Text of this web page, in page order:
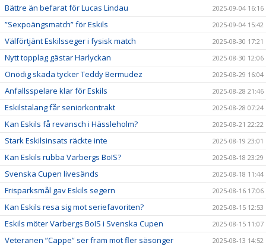
Bättre än befarat för Lucas Lindau 2025-09-04 16:16
”Sexpoängsmatch” för Eskils 2025-09-04 15:42
Välförtjänt Eskilsseger i fysisk match 2025-08-30 17:21
Nytt topplag gästar Harlyckan 2025-08-30 12:06
Onödig skada tycker Teddy Bermudez 2025-08-29 16:04
Anfallsspelare klar för Eskils 2025-08-28 21:46
Eskilstalang får seniorkontrakt 2025-08-28 07:24
Kan Eskils få revansch i Hässleholm? 2025-08-21 22:22
Stark Eskilsinsats räckte inte 2025-08-19 23:01
Kan Eskils rubba Varbergs BoIS? 2025-08-18 23:29
Svenska Cupen livesänds 2025-08-18 11:44
Frisparksmål gav Eskils segern 2025-08-16 17:06
Kan Eskils resa sig mot seriefavoriten? 2025-08-15 12:53
Eskils möter Varbergs BoIS i Svenska Cupen 2025-08-15 11:07
Veteranen ”Cappe” ser fram mot fler säsonger 2025-08-13 14:52